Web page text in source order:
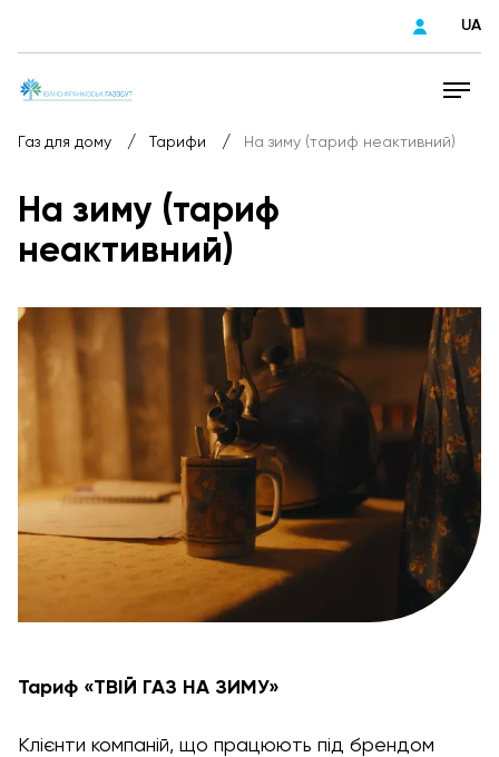
UA
Газ для дому / Тарифи / На зиму (тариф неактивний)
На зиму (тариф
неактивний)
Тариф «ТВІЙ ГАЗ НА ЗИМУ»
Клієнти компаній, що працюють під брендом